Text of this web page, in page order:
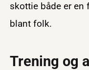
skottie både er en
blant folk.
Trening og